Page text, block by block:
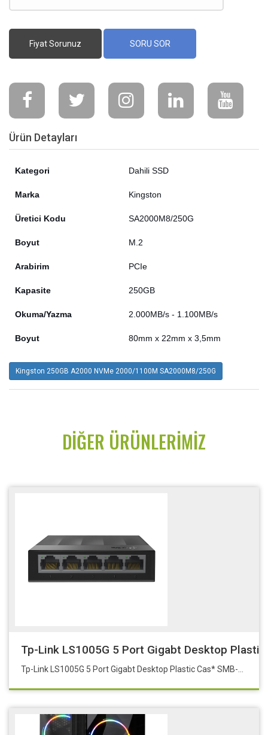
Fiyat Sorunuz SORU SOR
Ürün Detayları
Kategori Dahili SSD
Marka Kingston
Üretici Kodu SA2000M8/250G
Boyut M.2
Arabirim PCIe
Kapasite 250GB
Okuma/Yazma 2.000MB/s - 1.100MB/s
Boyut 80mm x 22mm x 3,5mm
Kingston 250GB A2000 NVMe 2000/1100M SA2000M8/250G
DIĞER ÜRÜNLERIMIZ
Tp-Link LS1005G 5 Port Gigabt Desktop